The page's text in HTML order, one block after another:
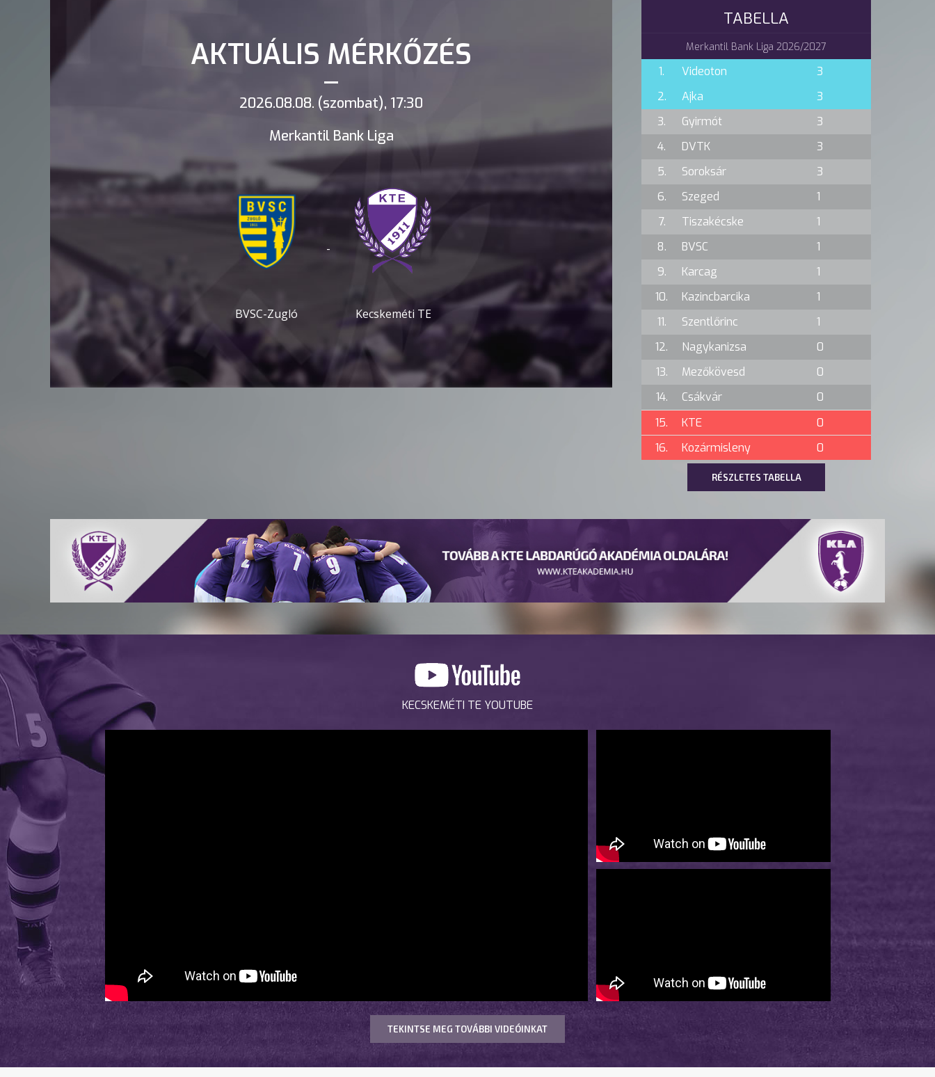
AKTUÁLIS MÉRKŐZÉS
2026.08.08. (szombat), 17:30
Merkantil Bank Liga
BVSC-Zugló
-
Kecskeméti TE
TABELLA
Merkantil Bank Liga 2026/2027
1. Videoton
3
2.
Ajka
3
3.
Gyirmót
3
4.
DVTK
3
5.
Soroksár
3
6.
Szeged
1
7.
Tiszakécske
1
8.
BVSC
1
9.
Karcag
1
10.
Kazincbarcika
1
11.
Szentlőrinc
1
12.
Nagykanizsa
0
13.
Mezőkövesd
0
14.
Csákvár
0
15.
KTE
0
16.
Kozármisleny 0
RÉSZLETES TABELLA
KECSKEMÉTI TE YOUTUBE
TEKINTSE MEG TOVÁBBI VIDEÓINKAT